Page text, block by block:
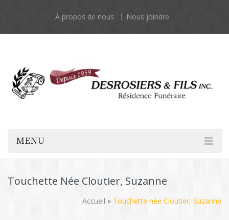
À propos de nous Nous joindre
MENU
Touchette Née Cloutier, Suzanne
Accueil » Touchette née Cloutier, Suzanne